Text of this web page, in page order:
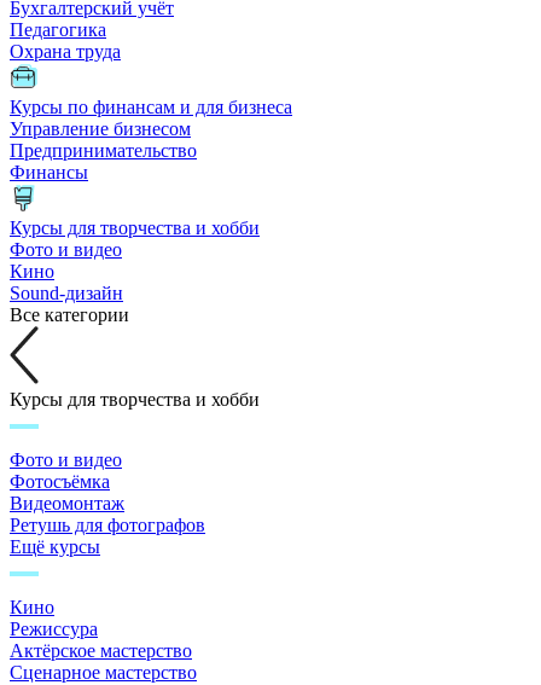
Бухгалтерский учёт
Педагогика
Охрана труда
Курсы по финансам и для бизнеса
Управление бизнесом
Предпринимательство
Финансы
Курсы для творчества и хобби
Фото и видео
Кино
Sound-дизайн
Все категории
Курсы для творчества и хобби
Фото и видео
Фотосъёмка
Видеомонтаж
Ретушь для фотографов
Ещё курсы
Кино
Режиссура
Актёрское мастерство
Сценарное мастерство